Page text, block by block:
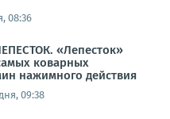
08:36
«Лепесток»
коварных
нажимного действия
09:38